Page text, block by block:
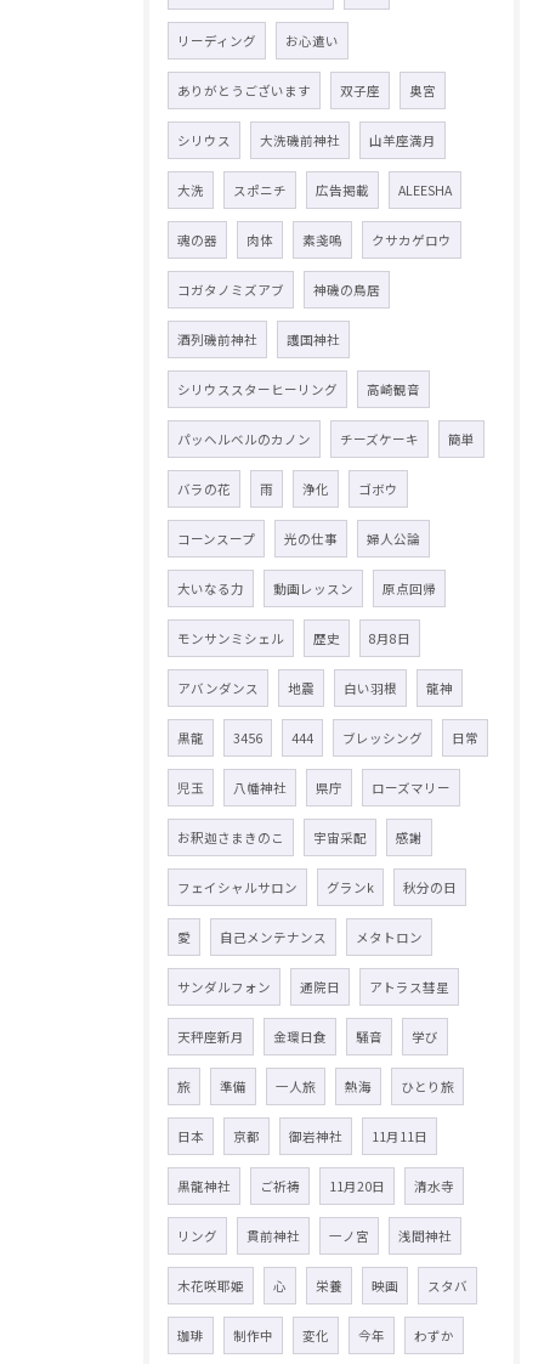
リーディング お心遣い
ありがとうございます 双子座 奥宮
シリウス 大洗磯前神社 山羊座満月
大洗 スポニチ 広告掲載 ALEESHA
魂の器 肉体 素戔嗚 クサカゲロウ
コガタノミズアブ 神磯の鳥居
酒列磯前神社 護国神社
シリウススターヒーリング 高崎観音
パッヘルベルのカノン チーズケーキ 簡単
バラの花 雨 浄化 ゴボウ
コーンスープ 光の仕事 婦人公論
大いなる力 動画レッスン 原点回帰
モンサンミシェル 歴史 8月8日
アバンダンス 地震 白い羽根 龍神
黒龍 3456 444 ブレッシング 日常
児玉 八幡神社 県庁 ローズマリー
お釈迦さまきのこ 宇宙采配 感謝
フェイシャルサロン グランk 秋分の日
愛 自己メンテナンス メタトロン
サンダルフォン 通院日 アトラス彗星
天秤座新月 金環日食 騒音 学び
旅 準備 一人旅 熱海 ひとり旅
日本 京都 御岩神社 11月11日
黒龍神社 ご祈祷 11月20日 清水寺
リング 貫前神社 一ノ宮 浅間神社
木花咲耶姫 心 栄養 映画 スタバ
珈琲 制作中 変化 今年 わずか